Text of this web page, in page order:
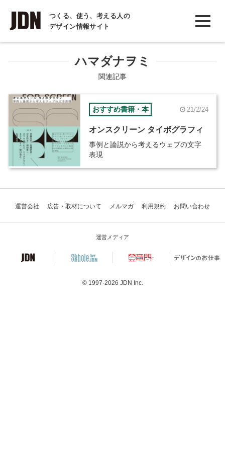
つくる、使う、考える人の
デザイン情報サイト
INTERVIEW
インタビュー
COLUMN
コラム
ハマダナヲミ
関連記事
おすすめ書籍・本 21/2/24
オンスクリーン タイポグラフィ
事例と論説から考えるウェブの文字
表現
運営会社 広告・取材について メルマガ 利用規約 お問い合わせ
運営メディア
© 1997-2026 JDN Inc.